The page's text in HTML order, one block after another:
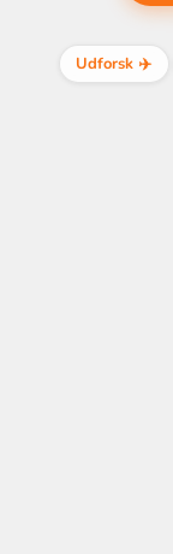
Udforsk ✈️